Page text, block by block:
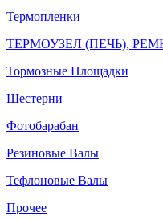
Термопленки
ТЕРМОУЗЕЛ (ПЕЧЬ),
Тормозные Площадки
Шестерни
Фотобарабан
Резиновые Валы
Тефлоновые Валы
Прочее